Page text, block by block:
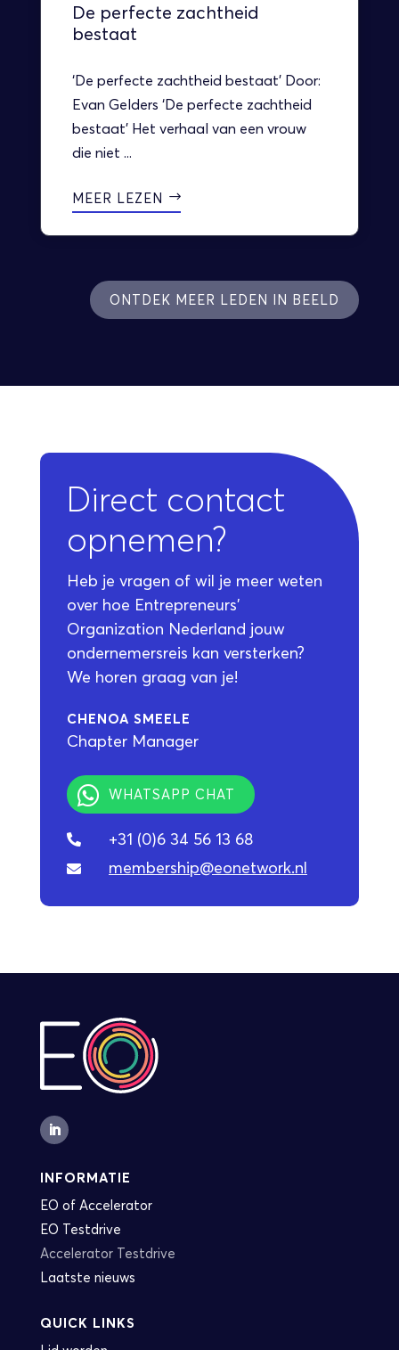
De perfecte zachtheid
bestaat
‘De perfecte zachtheid bestaat’ Door:
Evan Gelders ‘De perfecte zachtheid
bestaat’ Het verhaal van een vrouw
die niet ...
MEER LEZEN
ONTDEK MEER LEDEN IN BEELD
Direct contact
opnemen?
Heb je vragen of wil je meer weten
over hoe Entrepreneurs'
Organization Nederland jouw
ondernemersreis kan versterken?
We horen graag van je!
CHENOA SMEELE
Chapter Manager
WHATSAPP CHAT
 +31 (0)6 34 56 13 68
 membership@eonetwork.nl
INFORMATIE
EO of Accelerator
EO Testdrive
Accelerator Testdrive
Laatste nieuws
QUICK LINKS